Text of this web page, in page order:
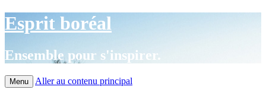
Esprit boréal
Ensemble pour s'inspirer.
Menu Aller au contenu principal